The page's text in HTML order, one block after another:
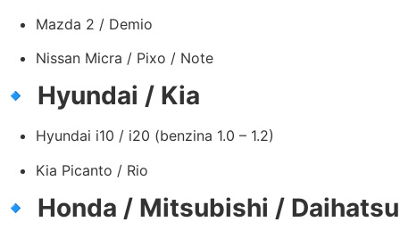
Mazda 2 / Demio
Nissan Micra / Pixo / Note
🔹 Hyundai / Kia
Hyundai i10 / i20 (benzina 1.0 – 1.2)
Kia Picanto / Rio
🔹 Honda / Mitsubishi / Daihatsu